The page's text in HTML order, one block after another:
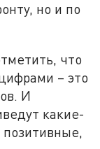
но и по
что
– это
И
какие-